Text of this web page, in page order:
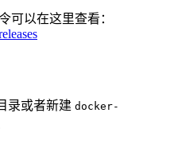
可以在这里查看：
录或者新建 docker-